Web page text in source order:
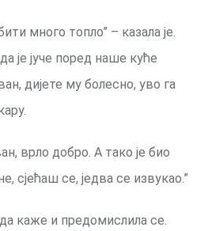
много топло” – казала је.
је јуче поред наше куће
дијете му болесно, уво га
врло добро. A тако је био
сјећаш се, једва се извукао.”
каже и предомислила се.